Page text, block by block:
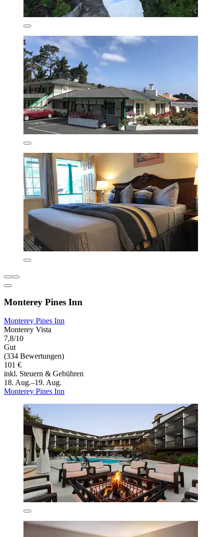
Monterey Pines Inn
Monterey Pines Inn
Monterey Vista
7,8/10
Gut
(334 Bewertungen)
101 €
inkl. Steuern & Gebühren
18. Aug.–19. Aug.
Monterey Pines Inn